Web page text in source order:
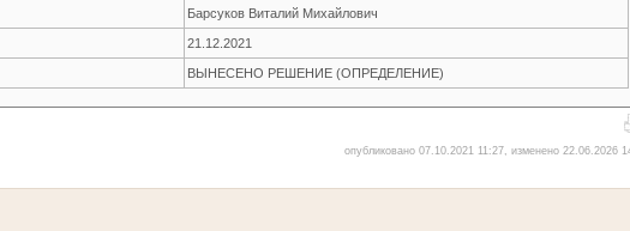
Барсуков Виталий Михайлович
21.12.2021
ВЫНЕСЕНО РЕШЕНИЕ (ОПРЕДЕЛЕНИЕ)
опубликовано 07.10.2021 11:27, изменено 22.06.2026